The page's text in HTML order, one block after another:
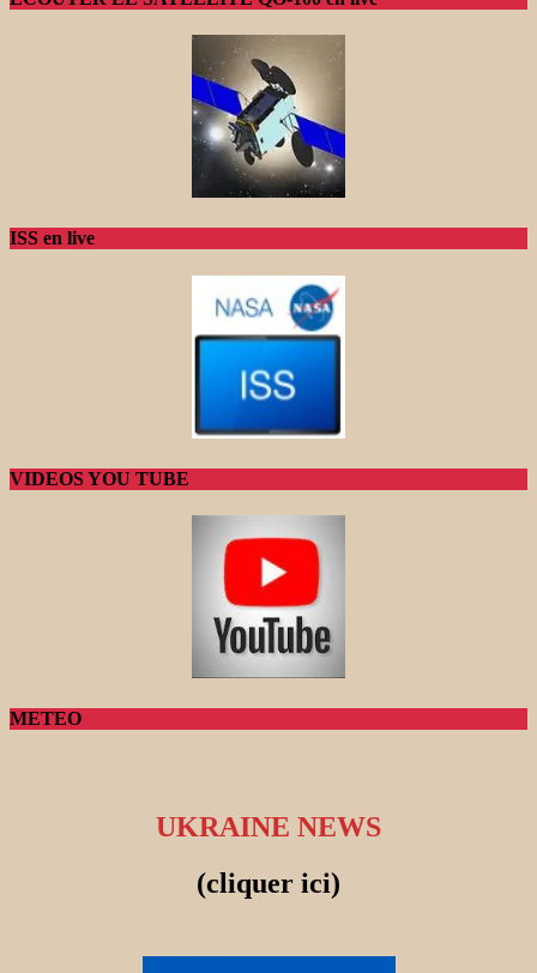
ISS en live
VIDEOS YOU TUBE
METEO
UKRAINE NEWS
(cliquer ici)